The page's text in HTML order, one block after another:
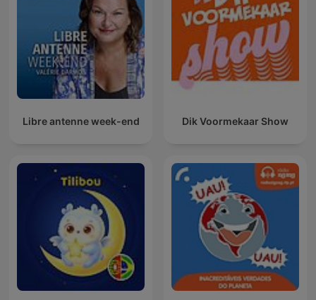
Libre antenne week-end Dik Voormekaar Show